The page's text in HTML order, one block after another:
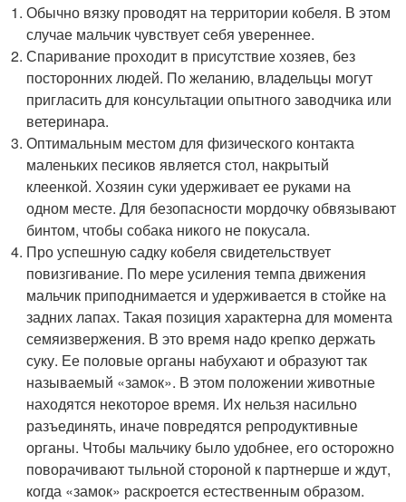
Обычно вязку проводят на территории кобеля. В этом
случае мальчик чувствует себя увереннее.
Спаривание проходит в присутствие хозяев, без
посторонних людей. По желанию, владельцы могут
пригласить для консультации опытного заводчика или
ветеринара.
Оптимальным местом для физического контакта
маленьких песиков является стол, накрытый
клеенкой. Хозяин суки удерживает ее руками на
одном месте. Для безопасности мордочку обвязывают
бинтом, чтобы собака никого не покусала.
Про успешную садку кобеля свидетельствует
повизгивание. По мере усиления темпа движения
мальчик приподнимается и удерживается в стойке на
задних лапах. Такая позиция характерна для момента
семяизвержения. В это время надо крепко держать
суку. Ее половые органы набухают и образуют так
называемый «замок». В этом положении животные
находятся некоторое время. Их нельзя насильно
разъединять, иначе повредятся репродуктивные
органы. Чтобы мальчику было удобнее, его осторожно
поворачивают тыльной стороной к партнерше и ждут,
когда «замок» раскроется естественным образом.